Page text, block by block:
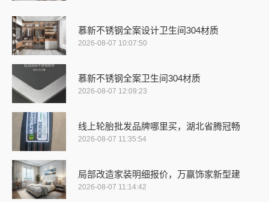
慕新不锈钢全案设计卫生间304材质
2026-08-07 10:07:50
慕新不锈钢全案卫生间304材质
2026-08-07 12:09:23
线上轮胎批发品牌哪里买，湖北省腾冠畅
2026-08-07 11:35:54
局部改造家装明细报价，万赢饰家新型建
2026-08-07 11:14:42